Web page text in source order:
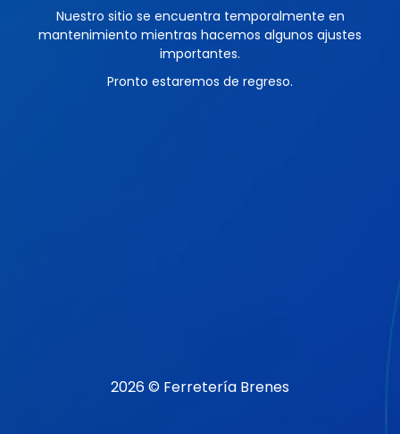
Nuestro sitio se encuentra temporalmente en
mantenimiento mientras hacemos algunos ajustes
importantes.
Pronto estaremos de regreso.
2026 © Ferretería Brenes